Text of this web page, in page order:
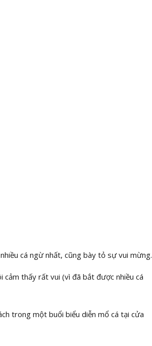
cá ngừ nhất, cũng bày tỏ sự vui mừng.
cảm thấy rất vui (vì đã bắt được nhiều cá
trong một buổi biểu diễn mổ cá tại cửa